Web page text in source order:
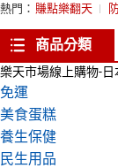
熱門： 賺點樂翻天
商品分類
樂天市場線上購物-
免運
美食蛋糕
養生保健
民生用品